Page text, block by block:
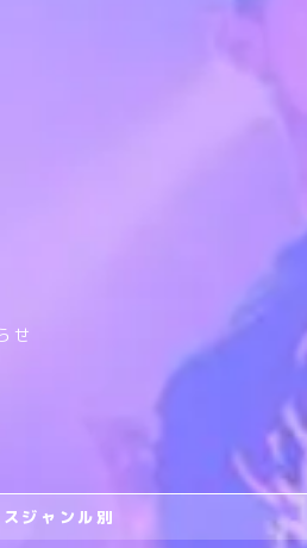
せ
ジャンル別